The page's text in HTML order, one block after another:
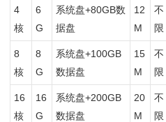
4
核
6
G
系统盘+80GB数
据盘
12
M
不
限
8
核
8
G
系统盘+100GB
数据盘
15
M
不
限
16
核
16
G
系统盘+200GB
数据盘
20
M
不
限